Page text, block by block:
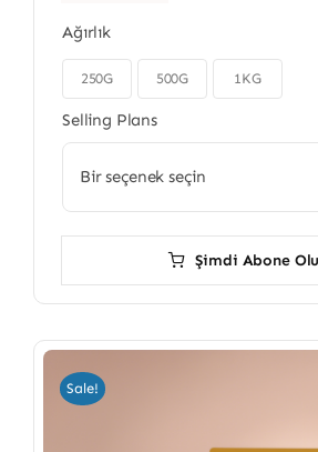
Ağırlık
250G 500G 1KG
Selling Plans
Şimdi Abone
Sale!